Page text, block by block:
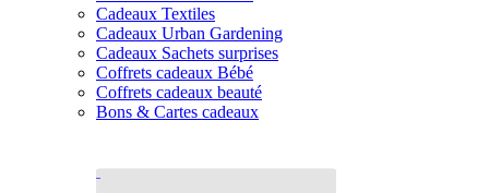
Cadeaux Textiles
Cadeaux Urban Gardening
Cadeaux Sachets surprises
Coffrets cadeaux Bébé
Coffrets cadeaux beauté
Bons & Cartes cadeaux